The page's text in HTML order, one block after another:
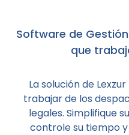
Software de
que
La solución de
trabajar de los
legales. Simplifique
controle su tiempo